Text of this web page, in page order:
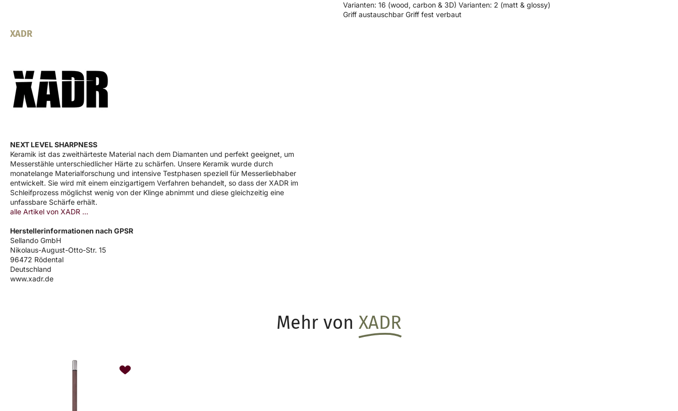
Varianten: 16 (wood, carbon & 3D) Varianten: 2 (matt & glossy)
Griff austauschbar Griff fest verbaut
XADR
NEXT LEVEL SHARPNESS
Keramik ​ist ​das ​zweithärteste ​Material ​nach ​dem ​Diamanten und perfekt geeignet, um
Messerstähle unterschiedlicher Härte zu schärfen. Unsere Keramik wurde durch
monatelange Materialforschung und intensive Testphasen speziell für Messerliebhaber
entwickelt. Sie wird mit einem einzigartigem Verfahren behandelt, so dass der XADR im
Schleifprozess möglichst wenig von der Klinge abnimmt und diese gleichzeitig eine
unfassbare Schärfe erhält.
alle Artikel von XADR ...
Herstellerinformationen nach GPSR
Sellando GmbH
Nikolaus-August-Otto-Str. 15
96472 Rödental
Deutschland
www.xadr.de
Mehr von XADR